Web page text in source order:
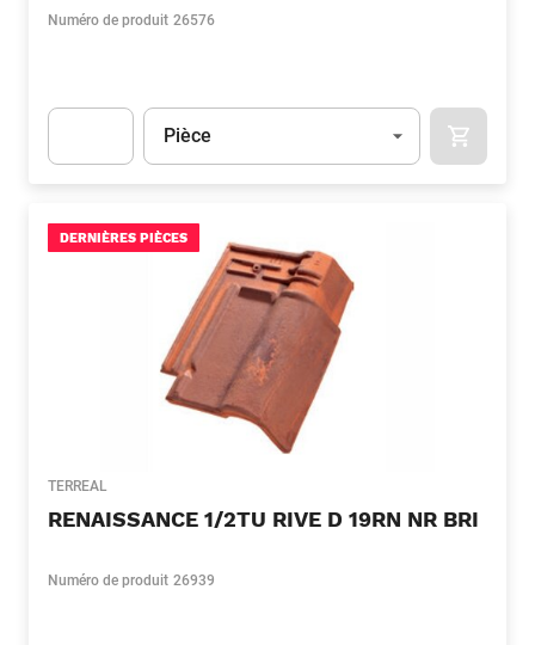
Numéro de produit 26576
Unité
Pièce
DERNIÈRES PIÈCES
TERREAL
RENAISSANCE 1/2TU RIVE D 19RN NR BRI
Numéro de produit 26939